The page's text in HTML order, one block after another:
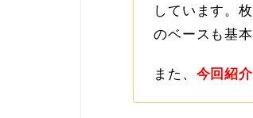
しています。
のベースも基
また、 今回紹